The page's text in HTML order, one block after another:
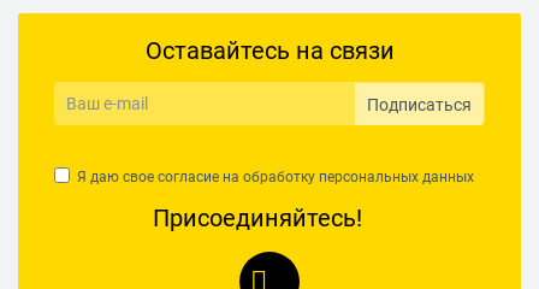
Оставайтесь на связи
Подписаться
Я даю свое согласие на обработку персональных данных
Присоединяйтесь!